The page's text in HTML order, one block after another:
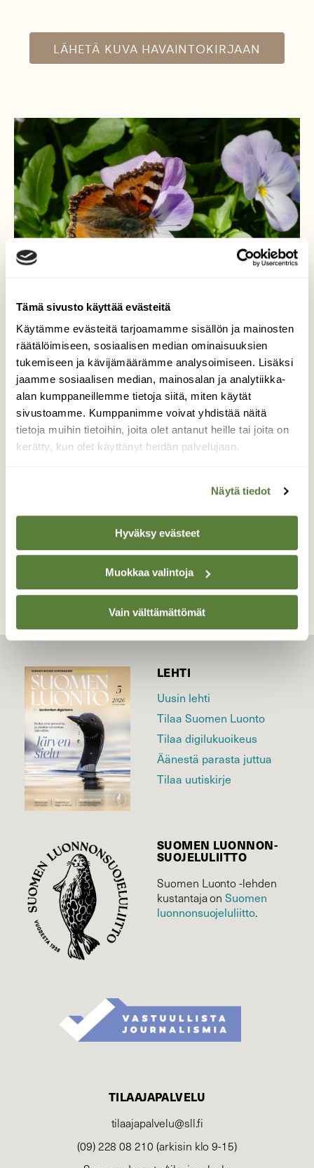
Tämä sivusto käyttää evästeitä
Käytämme evästeitä tarjoamamme sisällön ja mainosten
räätälöimiseen, sosiaalisen median ominaisuuksien
tukemiseen ja kävijämäärämme analysoimiseen. Lisäksi
jaamme sosiaalisen median, mainosalan ja analytiikka-
alan kumppaneillemme tietoja siitä, miten käytät
sivustoamme. Kumppanimme voivat yhdistää näitä
tietoja muihin tietoihin, joita olet antanut heille tai joita on
kerätty, kun olet käyttänyt heidän palvelujaan.
Näytä tiedot
Hyväksy evästeet
Muokkaa valintoja
Vain välttämättömät
LÄHETÄ KUVA HAVAINTOKIRJAAN
Nokkosperhonen
Nokkosperhonen löysi ilahduttavasti
terassin kukan.
TAKAISIN LISTAAN
LEHTI
Uusin lehti
Tilaa Suomen Luonto
Tilaa digilukuoikeus
Äänestä parasta juttua
Tilaa uutiskirje
SUOMEN LUONNON­
SUOJELU­LIITTO
Suomen Luonto -lehden
kustantaja onSuomen
luonnonsuojelu­liitto.
TILAAJAPALVELU
tilaajapalvelu@sll.fi
(09) 228 08 210 (arkisin klo 9-15)